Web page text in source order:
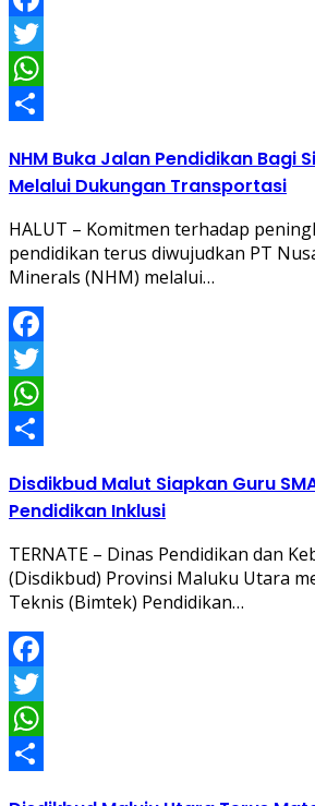
Facebook
Twitter
WhatsApp
NHM Buka Jalan Pendidikan Bagi
Melalui Dukungan Transportasi
HALUT – Komitmen terhadap
pendidikan terus diwujudkan PT
Minerals (NHM) melalui…
Facebook
Twitter
WhatsApp
Disdikbud Malut Siapkan Guru
Pendidikan Inklusi
TERNATE – Dinas Pendidikan dan
(Disdikbud) Provinsi Maluku Utara
Teknis (Bimtek) Pendidikan…
Facebook
Twitter
WhatsApp